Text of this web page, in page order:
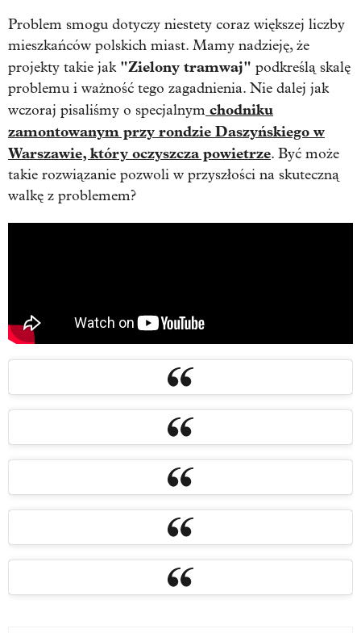
Problem smogu dotyczy niestety coraz większej liczby
mieszkańców polskich miast. Mamy nadzieję, że
projekty takie jak "Zielony tramwaj" podkreślą skalę
problemu i ważność tego zagadnienia. Nie dalej jak
wczoraj pisaliśmy o specjalnym chodniku
zamontowanym przy rondzie Daszyńskiego w
Warszawie, który oczyszcza powietrze. Być może
takie rozwiązanie pozwoli w przyszłości na skuteczną
walkę z problemem?